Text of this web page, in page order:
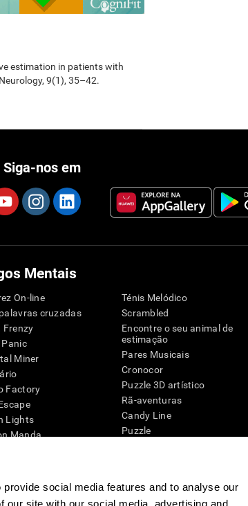
social media features and to analyse our
estimation in patients with
9(1), 35–42.
Siga-nos em
Mentais
On-line
cruzadas
Frenzy
Panic
Miner
Factory
Lights
Manda
Rescue
Matemático
Ténis Melódico
Scrambled
Encontre o seu animal de
estimação
Pares Musicais
Cronocor
Puzzle 3D artístico
Rã-aventuras
Candy Line
Puzzle
Jogos de engenho